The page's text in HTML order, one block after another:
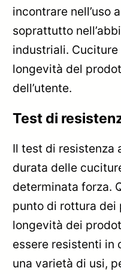
incontrare nell’uso
soprattutto
industriali.
longevità del
dell’utente.
Test di
Il test di resistenza
durata delle
determinata forza.
punto di rottura dei
longevità dei
essere resistenti in
una varietà di usi,